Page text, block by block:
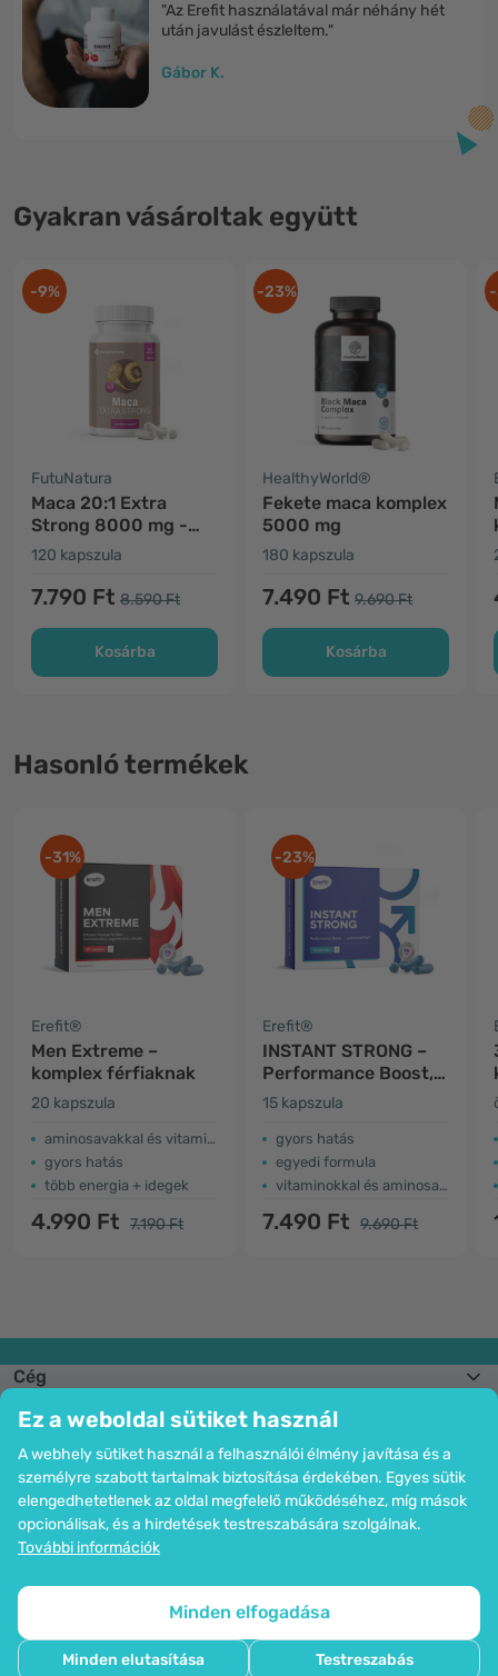
Ez a weboldal sütiket használ
A webhely sütiket használ a felhasználói élmény javítása és a
személyre szabott tartalmak biztosítása érdekében. Egyes sütik
elengedhetetlenek az oldal megfelelő működéséhez, míg mások
opcionálisak, és a hirdetések testreszabására szolgálnak.
További információk
Minden elfogadása
Minden elutasítása Testreszabás
"Az Erefit használatával már néhány hét
után javulást észleltem."
Gábor K.
Gyakran vásároltak együtt
-9%
FutuNatura
Maca 20:1 Extra
Strong 8000 mg -
energia és szexuális
120 kapszula
7.790 Ft 8.590 Ft
Kosárba
-23%
HealthyWorld®
Fekete maca komplex
5000 mg
180 kapszula
7.490 Ft 9.690 Ft
Kosárba
Hasonló termékek
-31%
Erefit®
Men Extreme –
komplex férfiaknak
20 kapszula
aminosavakkal és vitaminokkal
gyors hatás
több energia + idegek
4.990 Ft 7.190 Ft
-23%
Erefit®
INSTANT STRONG –
Performance Boost,
komplex férfiaknak
15 kapszula
gyors hatás
egyedi formula
vitaminokkal és aminosavakkal
7.490 Ft 9.690 Ft
Cég
Csatlakozzon hozzánk
Segítség és megrendelések
Bankkártyás fizetési lehetőség. A személyes adatok garantált védelme
SSL titkosítással.
Az oldal térképe